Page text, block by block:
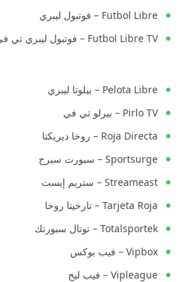
Futbol Libre – فوتبول ليبري
Futbol Libre TV – فوتبول ليبري تي في
Pelota Libre – بيلوتا ليبري
Pirlo TV – بيرلو تي في
Roja Directa – روخا ديريكتا
Sportsurge – سبورت سيرج
Streameast – ستريم إيست
Tarjeta Roja – تارخيتا روخا
Totalsportek – توتال سبورتك
Vipbox – فيب بوكس
Vipleague – فيب ليج